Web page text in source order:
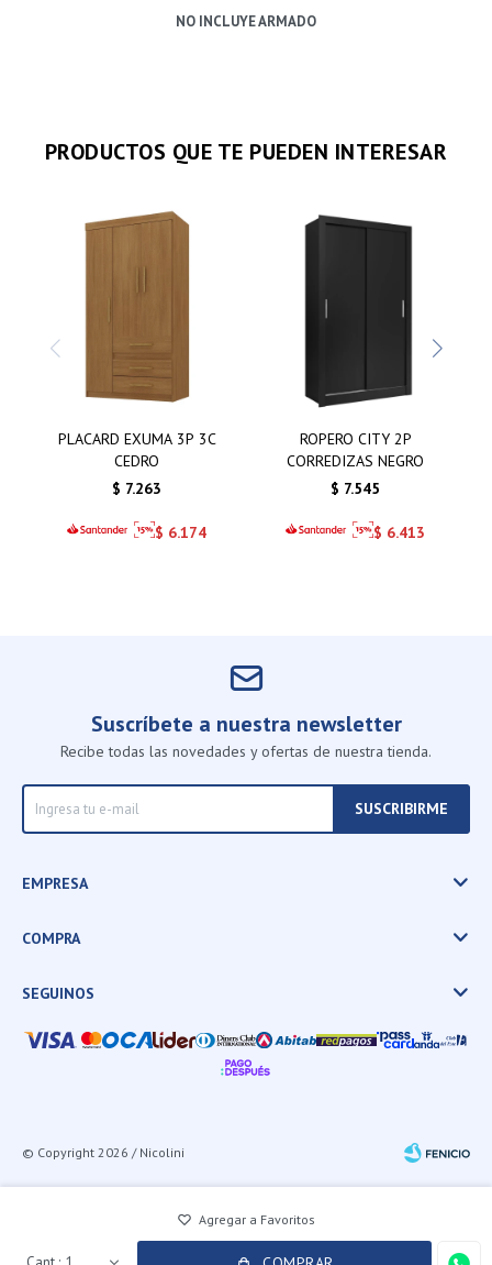
NO INCLUYE ARMADO
PRODUCTOS QUE TE PUEDEN INTERESAR
PLACARD EXUMA 3P 3C
CEDRO
$ 7.263
$ 6.174
ROPERO CITY 2P
CORREDIZAS NEGRO
$ 7.545
$ 6.413
Suscríbete a nuestra newsletter
Recibe todas las novedades y ofertas de nuestra tienda.
SUSCRIBIRME
EMPRESA
COMPRA
SEGUINOS
© Copyright 2026 / Nicolini